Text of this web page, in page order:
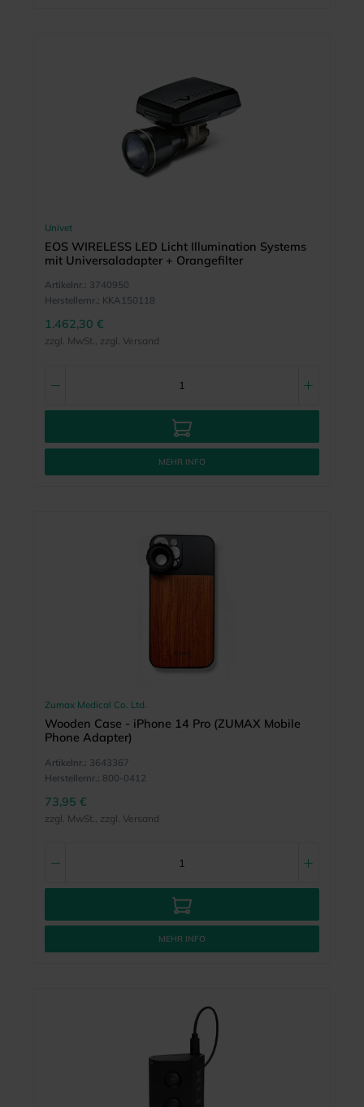
Univet
EOS WIRELESS LED Licht Illumination Systems
mit Universaladapter + Orangefilter
Artikelnr.: 3740950
Herstellernr.: KKA150118
1.462,30 €
zzgl. MwSt., zzgl. Versand
MEHR INFO
Zumax Medical Co. Ltd.
Wooden Case - iPhone 14 Pro (ZUMAX Mobile
Phone Adapter)
Artikelnr.: 3643367
Herstellernr.: 800-0412
73,95 €
zzgl. MwSt., zzgl. Versand
MEHR INFO